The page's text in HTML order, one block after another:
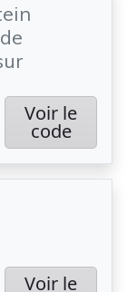
Voir le
code
Voir le